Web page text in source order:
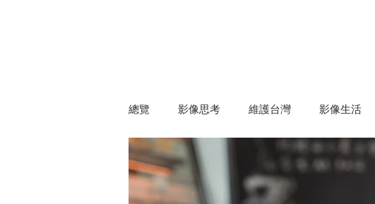
總覽 影像思考 維護台灣 影像生活
旁觀者